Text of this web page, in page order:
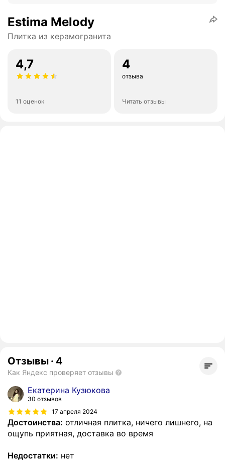
Estima Melody
Плитка из керамогранита
4,7
11 оценок
4
отзыва
Читать отзывы
Отзывы · 4
Как Яндекс проверяет отзывы
Екатерина Кузюкова
30 отзывов
17 апреля 2024
Достоинства: отличная плитка, ничего лишнего, на
ощупь приятная, доставка во время
Недостатки: нет